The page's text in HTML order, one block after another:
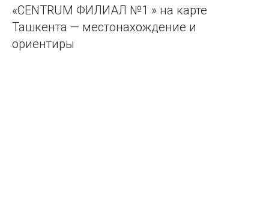
«CENTRUM ФИЛИАЛ №1 » на карте
Ташкента — местонахождение и
ориентиры